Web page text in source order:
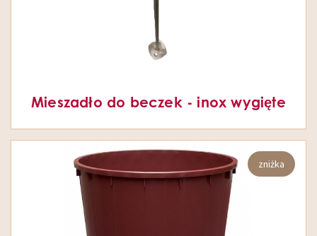
Mieszadło do beczek - inox wygięte
zniżka